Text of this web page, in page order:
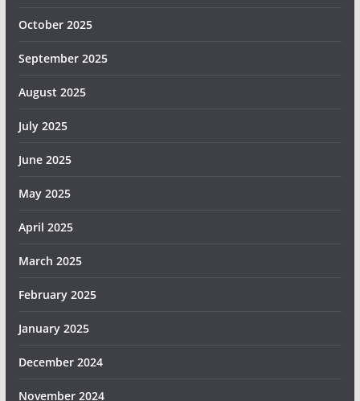
October 2025
September 2025
August 2025
July 2025
June 2025
May 2025
April 2025
March 2025
February 2025
January 2025
December 2024
November 2024